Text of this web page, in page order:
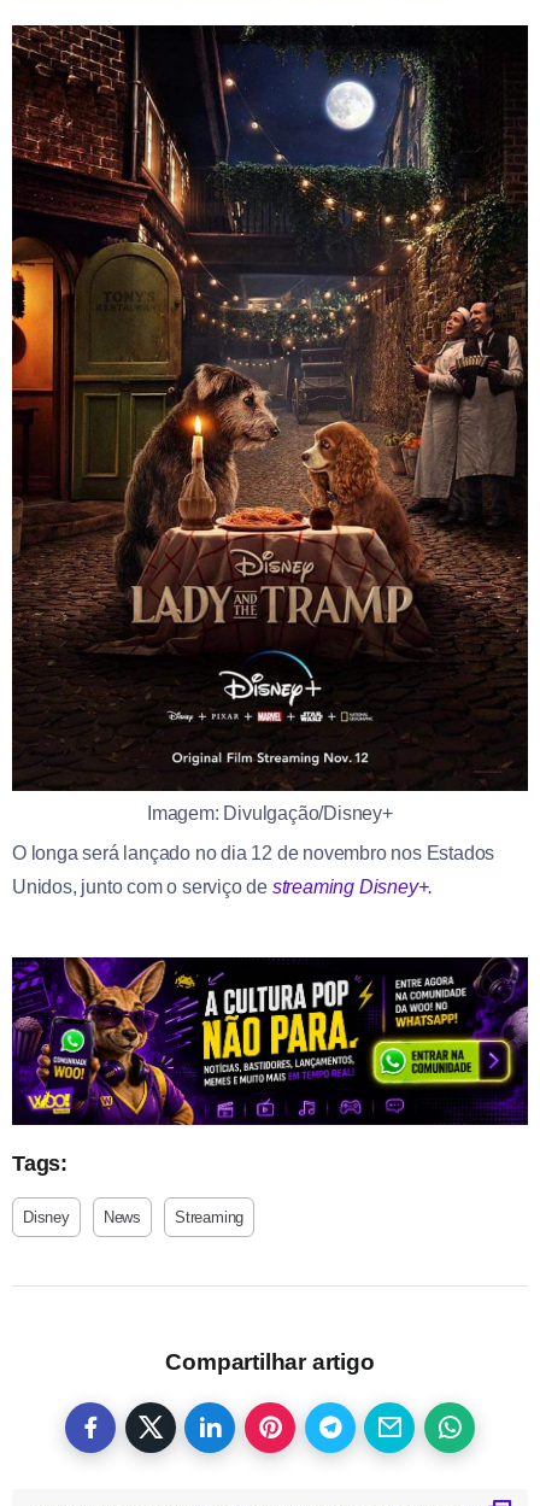
Imagem: Divulgação/Disney+
O longa será lançado no dia 12 de novembro nos Estados
Unidos, junto com o serviço de streaming Disney+.
Tags:
Disney News Streaming
Compartilhar artigo